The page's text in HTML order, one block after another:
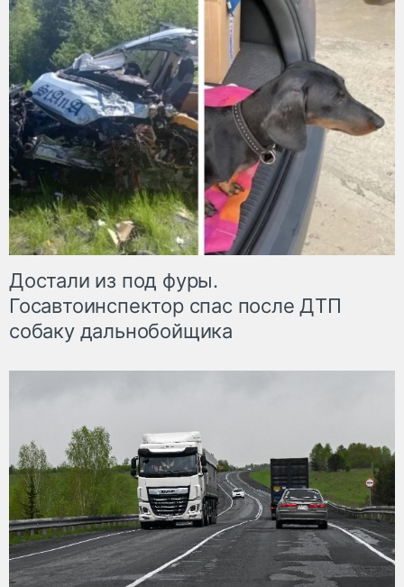
Достали из под фуры.
Госавтоинспектор спас после ДТП
собаку дальнобойщика